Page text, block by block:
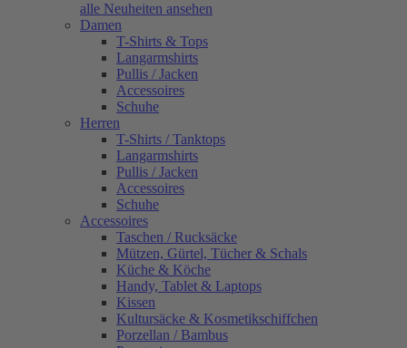
alle Neuheiten ansehen
Damen
T-Shirts & Tops
Langarmshirts
Pullis / Jacken
Accessoires
Schuhe
Herren
T-Shirts / Tanktops
Langarmshirts
Pullis / Jacken
Accessoires
Schuhe
Accessoires
Taschen / Rucksäcke
Mützen, Gürtel, Tücher & Schals
Küche & Köche
Handy, Tablet & Laptops
Kissen
Kultursäcke & Kosmetikschiffchen
Porzellan / Bambus